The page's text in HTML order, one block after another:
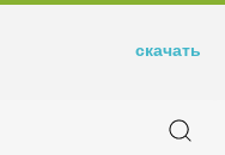
скачать